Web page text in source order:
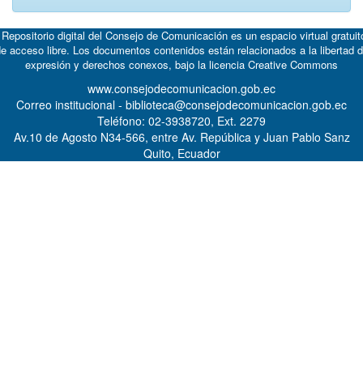
digital del Consejo de Comunicación es un espacio virtual
acceso libre. Los documentos contenidos están relacionados a la libertad
expresión y derechos conexos, bajo la licencia Creative Commons
www.consejodecomunicacion.gob.ec
Correo institucional - biblioteca@consejodecomunicacion.gob.ec
Teléfono: 02-3938720, Ext. 2279
Av.10 de Agosto N34-566, entre Av. República y Juan Pablo Sanz
Quito, Ecuador